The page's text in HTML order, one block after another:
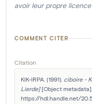
avoir leur propre
COMMENT CITER
Citation
KIK-IRPA. (1991). ciboire -
Lierde] [Object metadata].
https://hdl.handle.net/